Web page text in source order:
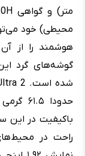
محیطی) خود
هوشمند را از
گوشه‌های گرد
باکیفیت در این
راحت در